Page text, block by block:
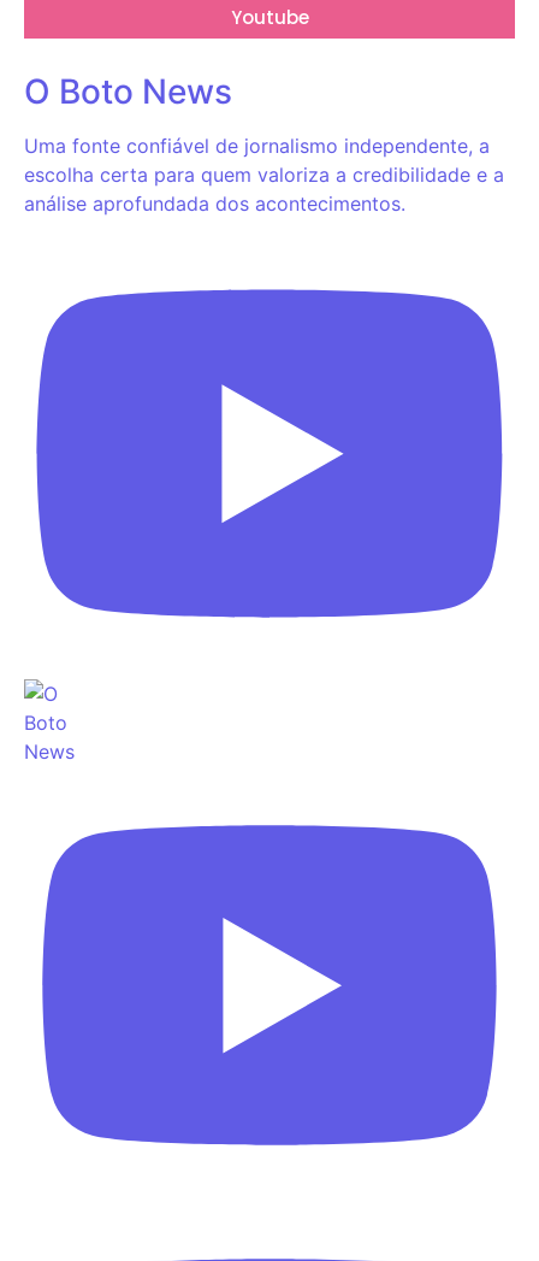
Youtube
O Boto News
Uma fonte confiável de jornalismo independente, a
escolha certa para quem valoriza a credibilidade e a
análise aprofundada dos acontecimentos.